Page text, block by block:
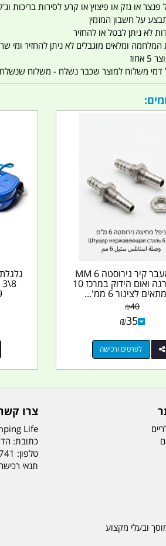
פנצר או נזק או פיצוץ או קרע לסירות בריכות
על חשבון המזמין
לא ניתן לבטל או להחזיר
ומלאים מוגבלים לא ניתן להחזיר ומי
דמי משלוח למוצר שכבר נשלח - משלוח שנשלח
ניפל מעבר קיר נירוסטה 6 MM
זכר הברגה ואום הידוק במרכז 10
לצינור 6 ממ'...
₪40
₪35
לפרטים ורכישה
ובעלי מקצוע
צרו
Life
כתובת: הדס 19 אור
טלפון:
תנאי